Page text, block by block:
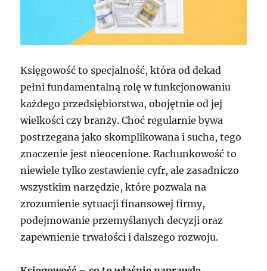
Księgowość to specjalność, która od dekad
pełni fundamentalną rolę w funkcjonowaniu
każdego przedsiębiorstwa, obojętnie od jej
wielkości czy branży. Choć regularnie bywa
postrzegana jako skomplikowana i sucha, tego
znaczenie jest nieocenione. Rachunkowość to
niewiele tylko zestawienie cyfr, ale zasadniczo
wszystkim narzędzie, które pozwala na
zrozumienie sytuacji finansowej firmy,
podejmowanie przemyślanych decyzji oraz
zapewnienie trwałości i dalszego rozwoju.